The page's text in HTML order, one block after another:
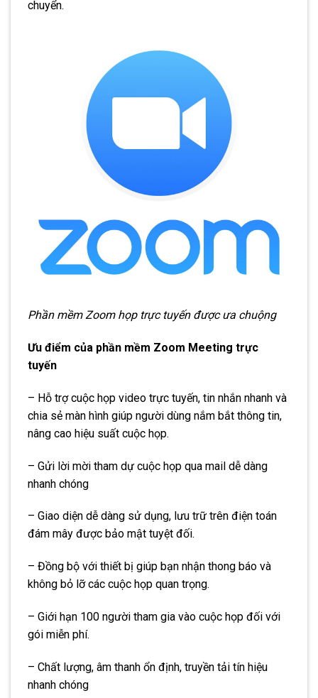
chuyển.
Phần mềm Zoom họp trực tuyến được ưa chuộng
Ưu điểm của phần mềm Zoom Meeting trực
tuyến
– Hỗ trợ cuộc họp video trực tuyến, tin nhắn nhanh và
chia sẻ màn hình giúp người dùng nắm bắt thông tin,
nâng cao hiệu suất cuộc họp.
– Gửi lời mời tham dự cuộc họp qua mail dễ dàng
nhanh chóng
– Giao diện dễ dàng sử dụng, lưu trữ trên điện toán
đám mây được bảo mật tuyệt đối.
– Đồng bộ với thiết bị giúp bạn nhận thong báo và
không bỏ lỡ các cuộc họp quan trọng.
– Giới hạn 100 người tham gia vào cuộc họp đối với
gói miễn phí.
– Chất lượng, âm thanh ổn định, truyền tải tín hiệu
nhanh chóng